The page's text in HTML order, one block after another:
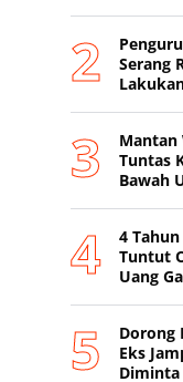
Serang
Mantan
Tuntas
Bawah
4
Tuntut
Uang
Dorong
Eks
Diminta